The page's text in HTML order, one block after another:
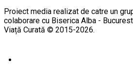
Proiect media realizat de catre un
colaborare cu Biserica Alba -
Viață Curată © 2015-2026.